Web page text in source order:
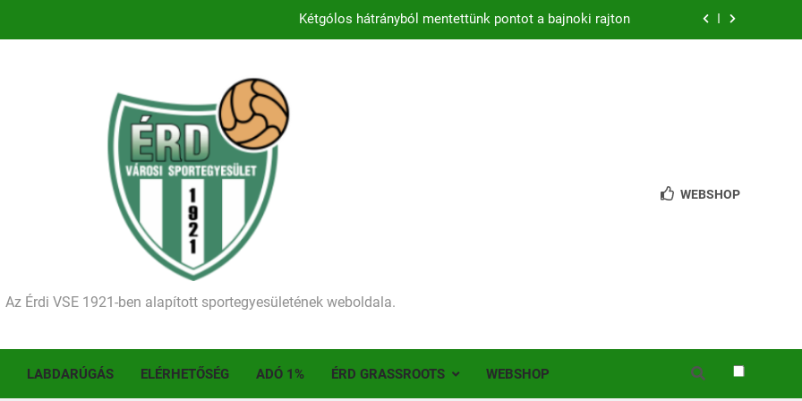
Kétgólos hátrányból mentettünk pontot a bajnoki rajton
Történelmet írt az I. Érdi Football Fesztivál – több mint 200 játékos lépett pályára Érden
Ellenfelünk visszalépése miatt játék nélkül jutottunk tovább a MOL Magyar Kupában
Kezdődik a 2026–2027-es szezon – hazai pályán rajtol az Érdi VSE!
Történelmet írt az I. Érdi Football Fesztivál – több mint 200 játékos lépett pályára Érden
Az Érdi VSE 1921-ben alapított sportegyesületének weboldala.
WEBSHOP
LABDARÚGÁS ELÉRHETŐSÉG ADÓ 1% ÉRD GRASSROOTS WEBSHOP